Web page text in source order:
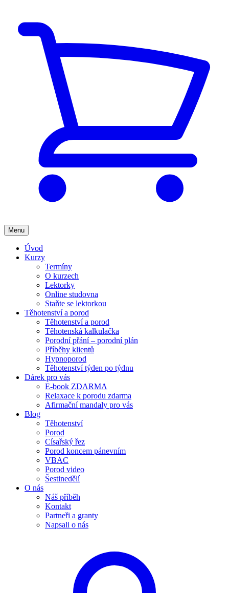
Menu
Úvod
Kurzy
Termíny
O kurzech
Lektorky
Online studovna
Staňte se lektorkou
Těhotenství a porod
Těhotenství a porod
Těhotenská kalkulačka
Porodní přání – porodní plán
Příběhy klientů
Hypnoporod
Těhotenství týden po týdnu
Dárek pro vás
E-book ZDARMA
Relaxace k porodu zdarma
Afirmační mandaly pro vás
Blog
Těhotenství
Porod
Císařský řez
Porod koncem pánevním
VBAC
Porod video
Šestinedělí
O nás
Náš příběh
Kontakt
Partneři a granty
Napsali o nás